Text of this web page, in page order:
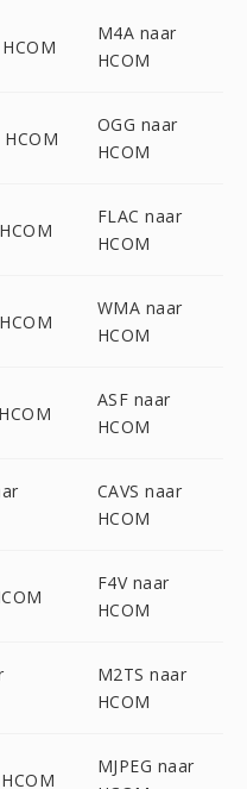
M4A naar
HCOM
OGG naar
HCOM
FLAC naar
HCOM
WMA naar
HCOM
ASF naar
HCOM
CAVS naar
HCOM
F4V naar
HCOM
M2TS naar
HCOM
MJPEG naar